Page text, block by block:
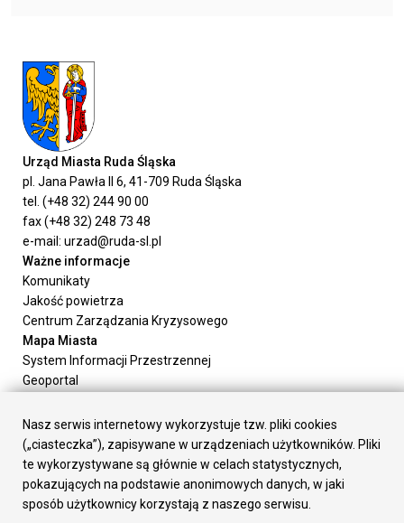
Urząd Miasta Ruda Śląska
pl. Jana Pawła II 6, 41-709 Ruda Śląska
tel. (+48 32) 244 90 00
fax (+48 32) 248 73 48
e-mail: urzad@ruda-sl.pl
Ważne informacje
Komunikaty
Jakość powietrza
Centrum Zarządzania Kryzysowego
Mapa Miasta
System Informacji Przestrzennej
Geoportal
Załatw sprawę
Prezydent Miasta
Rada Miasta
Wydziały
Elektroniczna Skrzynka Podawcza
Nasz serwis internetowy wykorzystuje tzw. pliki cookies
(„ciasteczka”), zapisywane w urządzeniach użytkowników. Pliki
te wykorzystywane są głównie w celach statystycznych,
pokazujących na podstawie anonimowych danych, w jaki
sposób użytkownicy korzystają z naszego serwisu.